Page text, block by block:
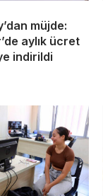
müjde:
aylık ücret
indirildi